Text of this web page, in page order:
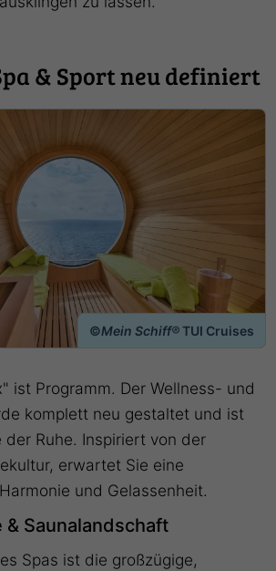
& Sport neu definiert
©Mein Schiff®TUI Cruises
ist Programm. Der Wellness- und
komplett neu gestaltet und ist
der Ruhe. Inspiriert von der
erwartet Sie eine
und Gelassenheit.
Saunalandschaft
Spas ist die großzügige,